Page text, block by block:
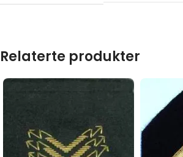
Relaterte produkter